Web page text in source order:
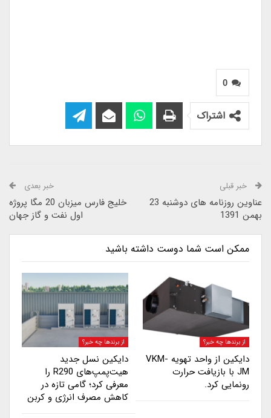
0
اشتراک
خبر قبلی
عناوین روزنامه های دوشنبه 23
بهمن 1391
خبر بعدی
خلیج فارس میزبان 20 مگا پروژه
اول نفت و گاز جهان
ممکن است شما دوست داشته باشید
از برندها چه خبر؟
دایکین از واحد تهویه VKM-
JM با بازیافت حرارت
رونمایی کرد.
از برندها چه خبر؟
دایکین نسل جدید
هیت‌پمپ‌های R290 را
معرفی کرد؛ گامی تازه در
کاهش مصرف انرژی و کربن